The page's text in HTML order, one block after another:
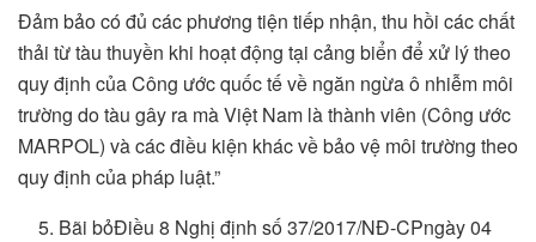
Đảm bảo có đủ các phương tiện tiếp nhận, thu hồi các chất
thải từ tàu thuyền khi hoạt động tại cảng biển để xử lý theo
quy định của Công ước quốc tế về ngăn ngừa ô nhiễm môi
trường do tàu gây ra mà Việt Nam là thành viên (Công ước
MARPOL) và các điều kiện khác về bảo vệ môi trường theo
quy định của pháp luật.”
Bãi bỏĐiều 8 Nghị định số 37/2017/NĐ-CPngày 04